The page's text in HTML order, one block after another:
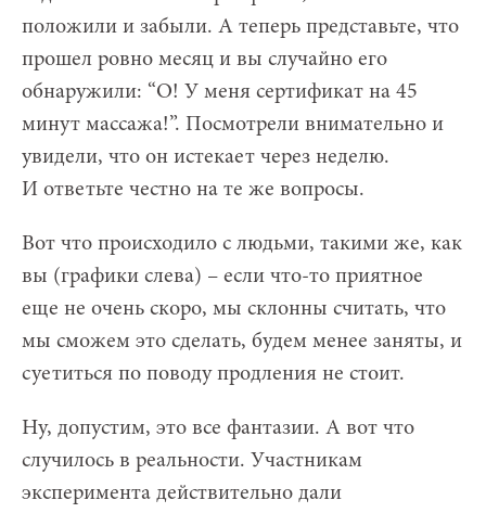
положили и забыли. А теперь представьте, что
прошел ровно месяц и вы случайно его
обнаружили: “О! У меня сертификат на 45
минут массажа!”. Посмотрели внимательно и
увидели, что он истекает через неделю.
И ответьте честно на те же вопросы.
Вот что происходило с людьми, такими же, как
вы (графики слева) – если что-то приятное
еще не очень скоро, мы склонны считать, что
мы сможем это сделать, будем менее заняты, и
суетиться по поводу продления не стоит.
Ну, допустим, это все фантазии. А вот что
случилось в реальности. Участникам
эксперимента действительно дали